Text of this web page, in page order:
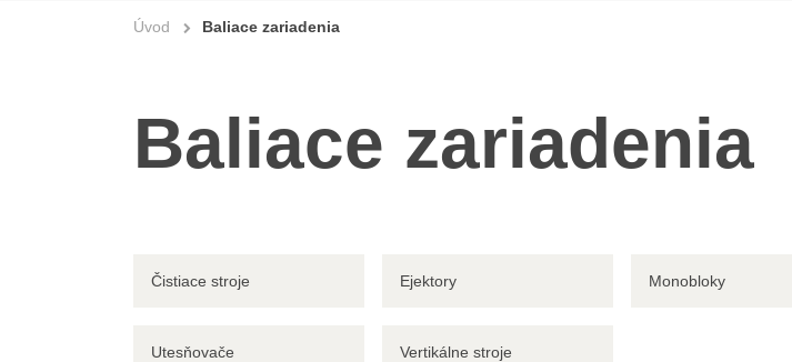
Úvod Baliace zariadenia
Baliace zariadenia
Čistiace stroje Ejektory Monobloky
Utesňovače Vertikálne stroje